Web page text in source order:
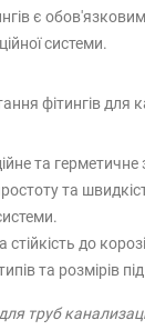
є
системи.
фітингів для
та герметичне
та
стійкість до
та розмірів під
труб